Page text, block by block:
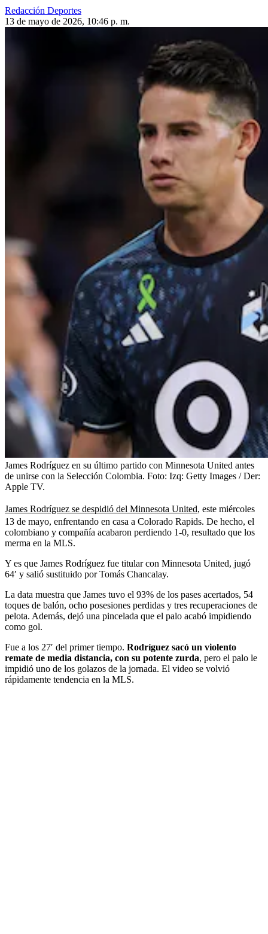
Redacción Deportes
13 de mayo de 2026, 10:46 p. m.
James Rodríguez en su último partido con Minnesota United antes
de unirse con la Selección Colombia. Foto: Izq: Getty Images / Der:
Apple TV.
James Rodríguez se despidió del Minnesota United, este miércoles
13 de mayo, enfrentando en casa a Colorado Rapids. De hecho, el
colombiano y compañía acabaron perdiendo 1-0, resultado que los
merma en la MLS.
Y es que James Rodríguez fue titular con Minnesota United, jugó
64′ y salió sustituido por Tomás Chancalay.
La data muestra que James tuvo el 93% de los pases acertados, 54
toques de balón, ocho posesiones perdidas y tres recuperaciones de
pelota. Además, dejó una pincelada que el palo acabó impidiendo
como gol.
Fue a los 27′ del primer tiempo. Rodríguez sacó un violento
remate de media distancia, con su potente zurda, pero el palo le
impidió uno de los golazos de la jornada. El video se volvió
rápidamente tendencia en la MLS.